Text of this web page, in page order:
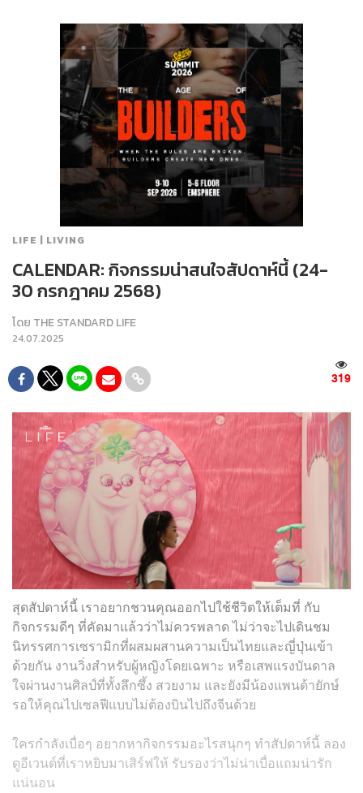
LIFE | LIVING
CALENDAR: กิจกรรมน่าสนใจสัปดาห์นี้ (24-
30 กรกฎาคม 2568)
โดย THE STANDARD LIFE
24.07.2025
319
สุดสัปดาห์นี้ เราอยากชวนคุณออกไปใช้ชีวิตให้เต็มที่ กับ
กิจกรรมดีๆ ที่คัดมาแล้วว่าไม่ควรพลาด ไม่ว่าจะไปเดินชม
นิทรรศการเซรามิกที่ผสมผสานความเป็นไทยและญี่ปุ่นเข้า
ด้วยกัน งานวิ่งสำหรับผู้หญิงโดยเฉพาะ หรือเสพแรงบันดาล
ใจผ่านงานศิลป์ที่ทั้งลึกซึ้ง สวยงาม และยังมีน้องแพนด้ายักษ์
รอให้คุณไปเซลฟีแบบไม่ต้องบินไปถึงจีนด้วย
ใครกำลังเบื่อๆ อยากหากิจกรรมอะไรสนุกๆ ทำสัปดาห์นี้ ลอง
ดูอีเวนต์ที่เราหยิบมาเสิร์ฟให้ รับรองว่าไม่น่าเบื่อแถมน่ารัก
แน่นอน